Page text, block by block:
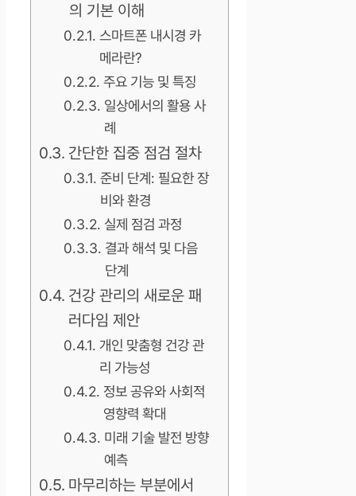
의 기본 이해
스마트폰 내시경 카
메라란?
주요 기능 및 특징
일상에서의 활용 사
례
간단한 집중 점검 절차
준비 단계: 필요한 장
비와 환경
실제 점검 과정
결과 해석 및 다음
단계
건강 관리의 새로운 패
러다임 제안
개인 맞춤형 건강 관
리 가능성
정보 공유와 사회적
영향력 확대
미래 기술 발전 방향
예측
마무리하는 부분에서